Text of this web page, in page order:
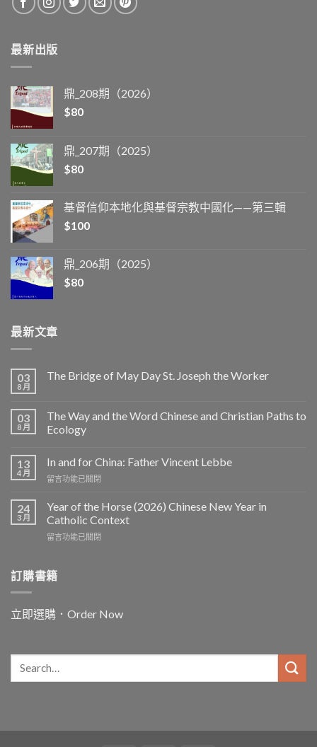
最新出版
鼎_208期（2026）
$80
鼎_207期（2025）
$80
基督信仰本地化與基督宗教中國化——第三輯
$100
鼎_206期（2025）
$80
最新文章
03
8 月
The Bridge of May Day St. Joseph the Worker
03
8 月
The Way and the Word Chinese and Christian Paths to
Ecology
13
4 月
In and for China: Father Vincent Lebbe
在
and
for
China:
Father
中
留言功能已關閉
24
3 月
Year of the Horse (2026) Chinese New Year in
Catholic Context
在
the
Horse
Chinese
New
Catholic
Context〉
中
留言功能已關閉
訂購書籍
立即選購．Order Now